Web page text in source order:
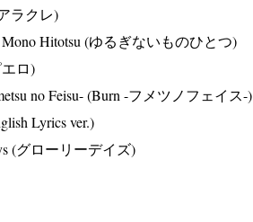
ラクレ)
Mono Hitotsu (ゆるぎないものひとつ)
エロ)
no Feisu- (Burn -フメツノフェイス-)
Lyrics ver.)
(グローリーデイズ)